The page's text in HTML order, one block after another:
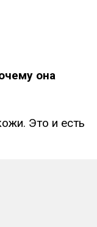
она
Это и есть